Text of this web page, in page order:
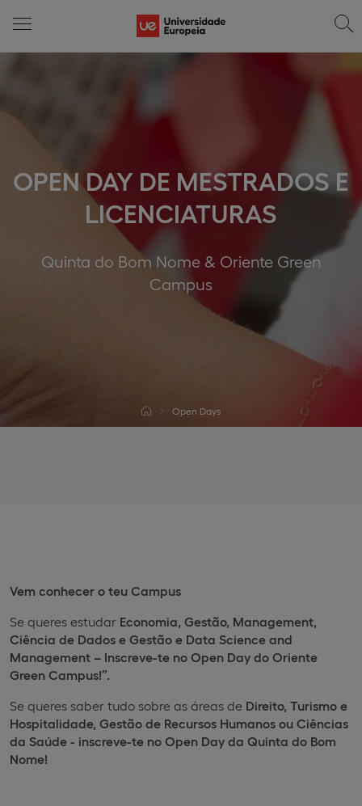
OPEN DAY DE MESTRADOS E
LICENCIATURAS
Quinta do Bom Nome & Oriente Green
Campus
Open Days
Vem conhecer o teu Campus
Se queres estudar Economia, Gestão, Management,
Ciência de Dados e Gestão e Data Science and
Management – Inscreve-te no Open Day do Oriente
Green Campus!”.
Se queres saber tudo sobre as áreas de Direito, Turismo e
Hospitalidade, Gestão de Recursos Humanos ou Ciências
da Saúde - inscreve-te no Open Day da Quinta do Bom
Nome!